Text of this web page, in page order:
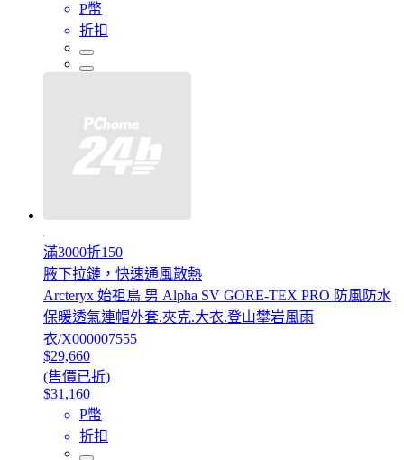
P幣
折扣
滿3000折150
腋下拉鏈，快速通風散熱
Arcteryx 始祖鳥 男 Alpha SV GORE-TEX PRO 防風防水
保暖透氣連帽外套.夾克.大衣.登山攀岩風雨
衣/X000007555
$29,660
(售價已折)
$31,160
P幣
折扣